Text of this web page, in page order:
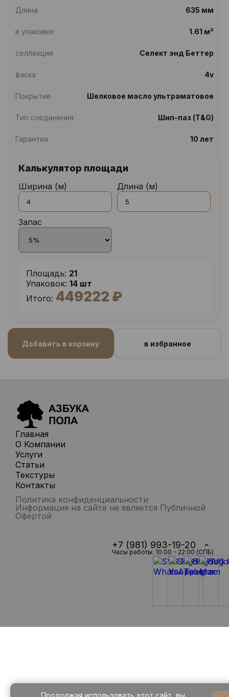
Длина 635 мм
в упаковке 1.61 м²
селлекция Селект энд Беттер
фаска 4v
Покрытие Шелковое масло ультраматовое
Тип соединения Шип-паз (T&G)
Гарантия 10 лет
Калькулятор площади
Ширина (м) Длина (м)
Запас
Площадь: 21
Упаковок: 14 шт
Итого: 449222 ₽
Добавить в корзину в избранное
Главная
О Компании
Услуги
Статьи
Текстуры
Контакты
Политика конфиденциальности
Информация на сайте не является Публичной
Офертой
+7 (981) 993-19-20
Часы работы: 10:00 - 22:00 (СПБ)
Продолжая использовать этот сайт, вы